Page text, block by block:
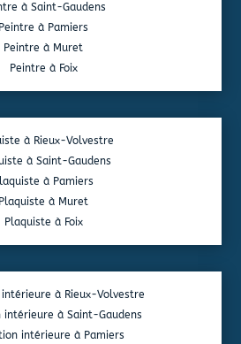
à Saint-Gaudens
Peintre à Pamiers
Peintre à Muret
Peintre à Foix
à Rieux-Volvestre
à Saint-Gaudens
à Pamiers
Plaquiste à Muret
Plaquiste à Foix
intérieure à Rieux-Volvestre
intérieure à Saint-Gaudens
intérieure à Pamiers